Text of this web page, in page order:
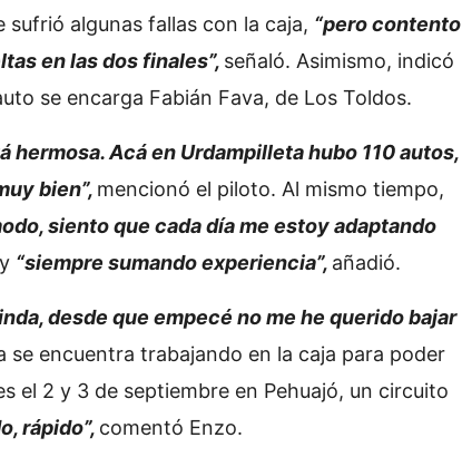
algunas fallas con la caja, “pero contento
en las dos finales”, señaló. Asimismo, indicó
se encarga Fabián Fava, de Los Toldos.
hermosa. Acá en Urdampilleta hubo 110 autos,
bien”, mencionó el piloto. Al mismo tiempo,
siento que cada día me estoy adaptando
y “siempre sumando experiencia”, añadió.
desde que empecé no me he querido bajar
se encuentra trabajando en la caja para poder
el 2 y 3 de septiembre en Pehuajó, un circuito
rápido”, comentó Enzo.